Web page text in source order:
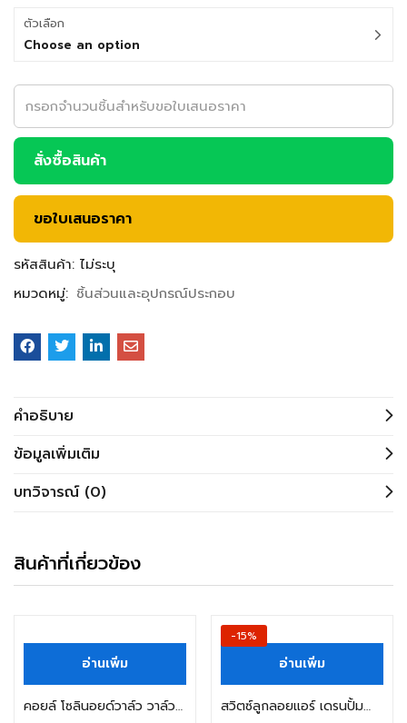
ตัวเลือก
Choose an option
สั่งซื้อสินค้า
ขอใบเสนอราคา
รหัสสินค้า: ไม่ระบุ
หมวดหมู่: ชิ้นส่วนและอุปกรณ์ประกอบ
คำอธิบาย
ข้อมูลเพิ่มเติม
บทวิจารณ์ (0)
สินค้าที่เกี่ยวข้อง
อ่านเพิ่ม
คอยล์ โซลินอยด์วาล์ว วาล์วน้ำเครื่องซักผ้า SAMSUNG ซัมซุง ใช้ได้กับหลายรุ่น 220/240V อะไหล่เครื่องซักผ้า
-15%
อ่านเพิ่ม
สวิตซ์ลูกลอยแอร์ เดรนปั้มน้ำทิ้ง Float Switch ทั่วไป แอร์ 4ทิศทาง (แกนสั้น) อะไหล่แอร์